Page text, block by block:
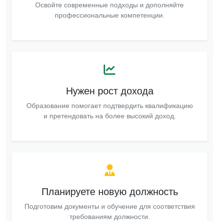
Освойте современные подходы и дополняйте
профессиональные компетенции.
Нужен рост дохода
Образование помогает подтвердить квалификацию
и претендовать на более высокий доход.
Планируете новую должность
Подготовим документы и обучение для соответствия
требованиям должности.